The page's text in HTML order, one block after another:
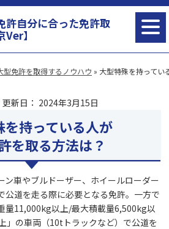
許自分に合った免許取
】
型免許を取得するノウハウ » 大型特殊を持ってい
更新日： 2024年3月15日
を持っている人が
を取る方法は？
ン車やブルドーザー、ホイールローダー
公道を走る際に必要となる免許。一方で
量11,000kg以上/最大積載量6,500kg以
」の車両（10tトラックなど）で公道を